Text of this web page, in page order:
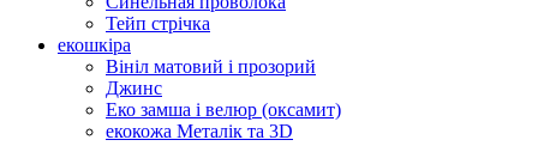
Тейп стрічка
екошкіра
Вініл матовий і прозорий
Джинс
Еко замша і велюр (оксамит)
екокожа Металік та 3D